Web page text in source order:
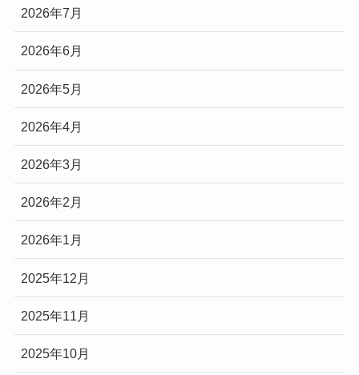
2026年7月
2026年6月
2026年5月
2026年4月
2026年3月
2026年2月
2026年1月
2025年12月
2025年11月
2025年10月